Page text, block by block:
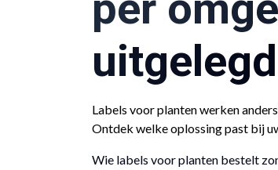
uitgelegd
Labels voor planten werken
Ontdek welke oplossing past bij
Wie labels voor planten bestelt